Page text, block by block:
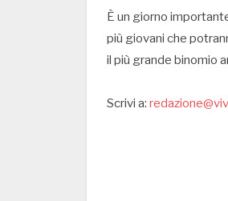
È un giorno
più giovani che
il più grande binomio
Scrivi a: